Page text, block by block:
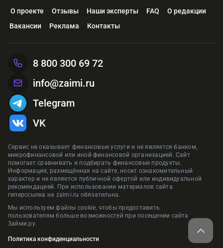
О проекте Отзывы Наши эксперты FAQ
О редакции
Вакансии
Реклама Контакты
Сервис не оказывает финансовые услуги и не является банком,
микрофинансовой или иной финансовой организацией. Сайт
помогает сравнивать и подбирать финансовые продукты.
Информация, размещённая на сайте, носит ознакомительный
характер и не является публичной офертой или индивидуальной
рекомендацией. При использовании материалов сайта
гиперссылка на zaimi.ru обязательна.
Мы используем файлы cookie, чтобы предоставить
пользователям больше возможностей при посещении сайта
Займи.ру.
Политика конфиденциальности
8 800 300 69 72
info@zaimi.ru
Telegram
VK